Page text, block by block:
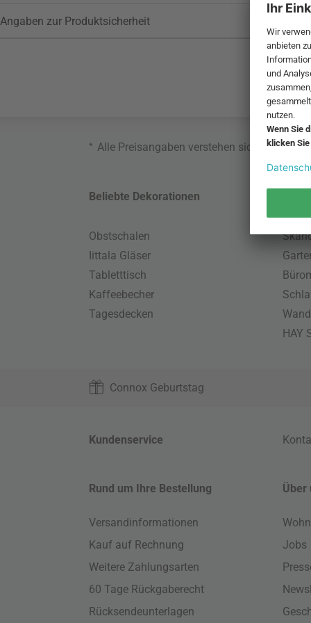
Angaben zur Produktsicherheit
* Alle Preisangaben verstehen sich inklusive
Beliebte Dekorationen
Obstschalen
Iittala Gläser
Tabletttisch
Kaffeebecher
Tagesdecken
HAY
Connox Geburtstag
Kundenservice
Rund um Ihre Bestellung
Versandinformationen
Kauf auf Rechnung
Weitere Zahlungsarten
60 Tage Rückgaberecht
Rücksendeunterlagen
Über
Jobs